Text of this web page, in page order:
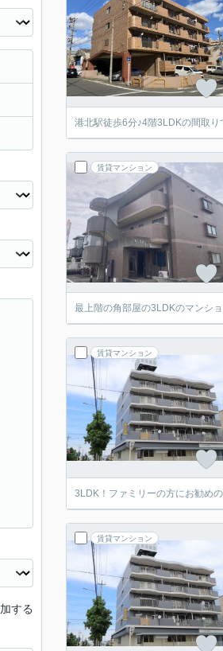
港北駅徒歩6分♪4階3LDKの間取り
賃貸マンション
最上階の角部屋の3LDKのマンショ
賃貸マンション
3LDK！ファミリーの方にお勧めの
賃貸マンション
する